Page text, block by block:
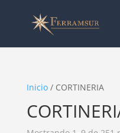
Inicio/ CORTINERIA